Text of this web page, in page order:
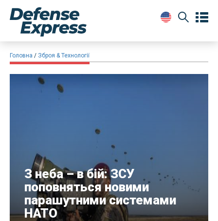
Головна Зброя & Технології
З неба – в бій: ЗСУ
поповняться новими
парашутними системами
НАТО